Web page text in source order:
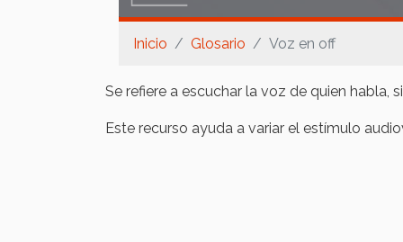
Inicio Glosario Voz en off
Se refiere a escuchar la voz de quien habla,
Este recurso ayuda a variar el estímulo